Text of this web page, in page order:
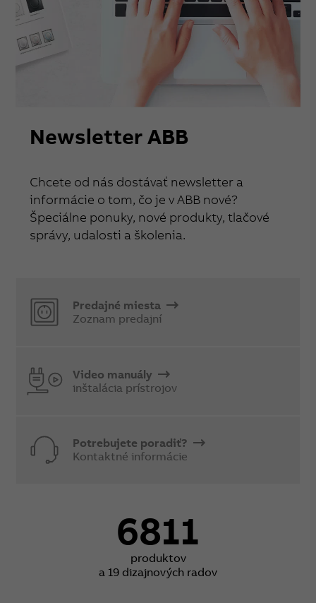
Newsletter ABB
Chcete od nás dostávať newsletter a
informácie o tom, čo je v ABB nové?
Špeciálne ponuky, nové produkty, tlačové
správy, udalosti a školenia.
Predajné miesta
Zoznam predajní
Video manuály
inštalácia prístrojov
Potrebujete poradiť?
Kontaktné informácie
6811
produktov
a 19 dizajnových radov